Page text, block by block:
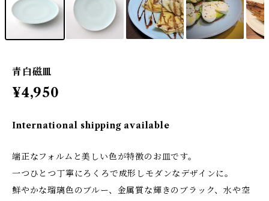
青白磁皿
¥4,950
International shipping available
端正なフォルムと美しい色が特徴のお皿です。
一つひとつ丁寧にろくろで成形しモダンなデザインに。
鮮やかな瑠璃色のブルー、金属質な輝きのブラック、水や空